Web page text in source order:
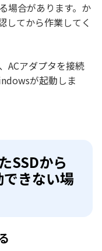
場合があります。か
してから作業してく
ACアダプタを接続
が起動しま
SSDから
きない場